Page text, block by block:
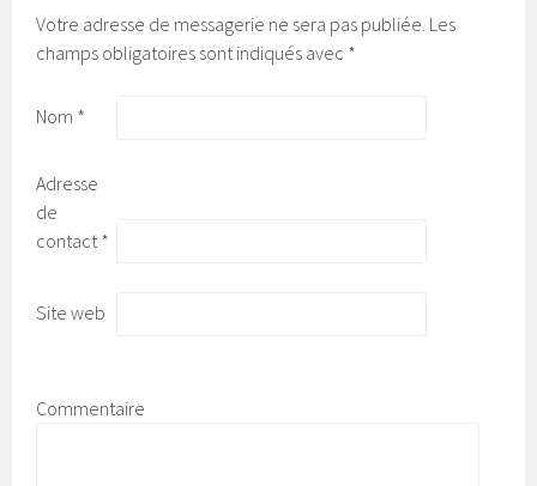
Votre adresse de messagerie ne sera pas publiée. Les
champs obligatoires sont indiqués avec *
Nom *
Adresse
de
contact *
Site web
Commentaire